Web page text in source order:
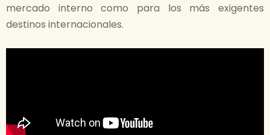
mercado interno como para los más exigentes
destinos internacionales.